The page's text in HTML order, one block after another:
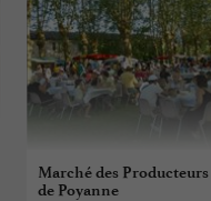
Marché des Producteurs
de Poyanne